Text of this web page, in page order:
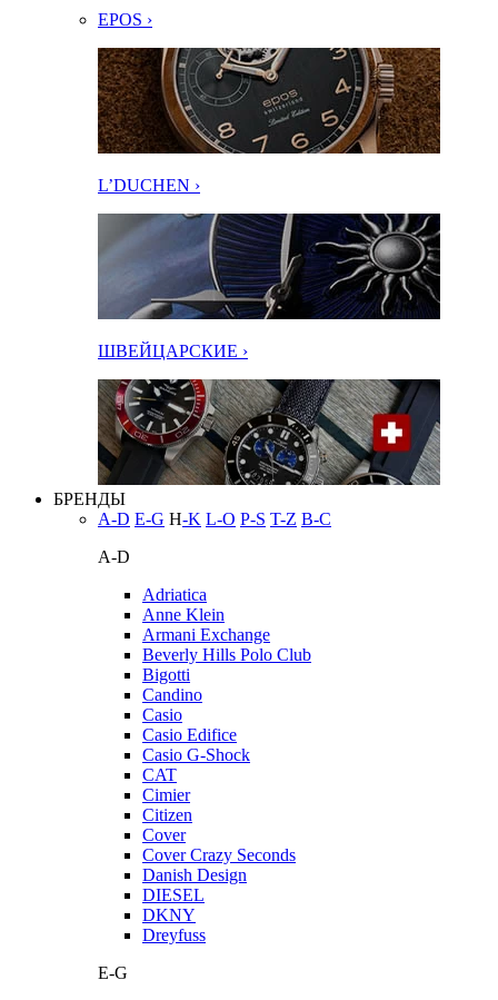
EPOS ›
L’DUCHEN ›
ШВЕЙЦАРСКИЕ ›
БРЕНДЫ
A-D E-G H-K L-O P-S T-Z В-С
A-D
Adriatica
Anne Klein
Armani Exchange
Beverly Hills Polo Club
Bigotti
Candino
Casio
Casio Edifice
Casio G-Shock
CAT
Cimier
Citizen
Cover
Cover Crazy Seconds
Danish Design
DIESEL
DKNY
Dreyfuss
E-G